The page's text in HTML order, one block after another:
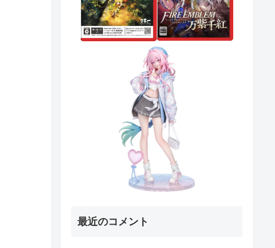
最近のコメント